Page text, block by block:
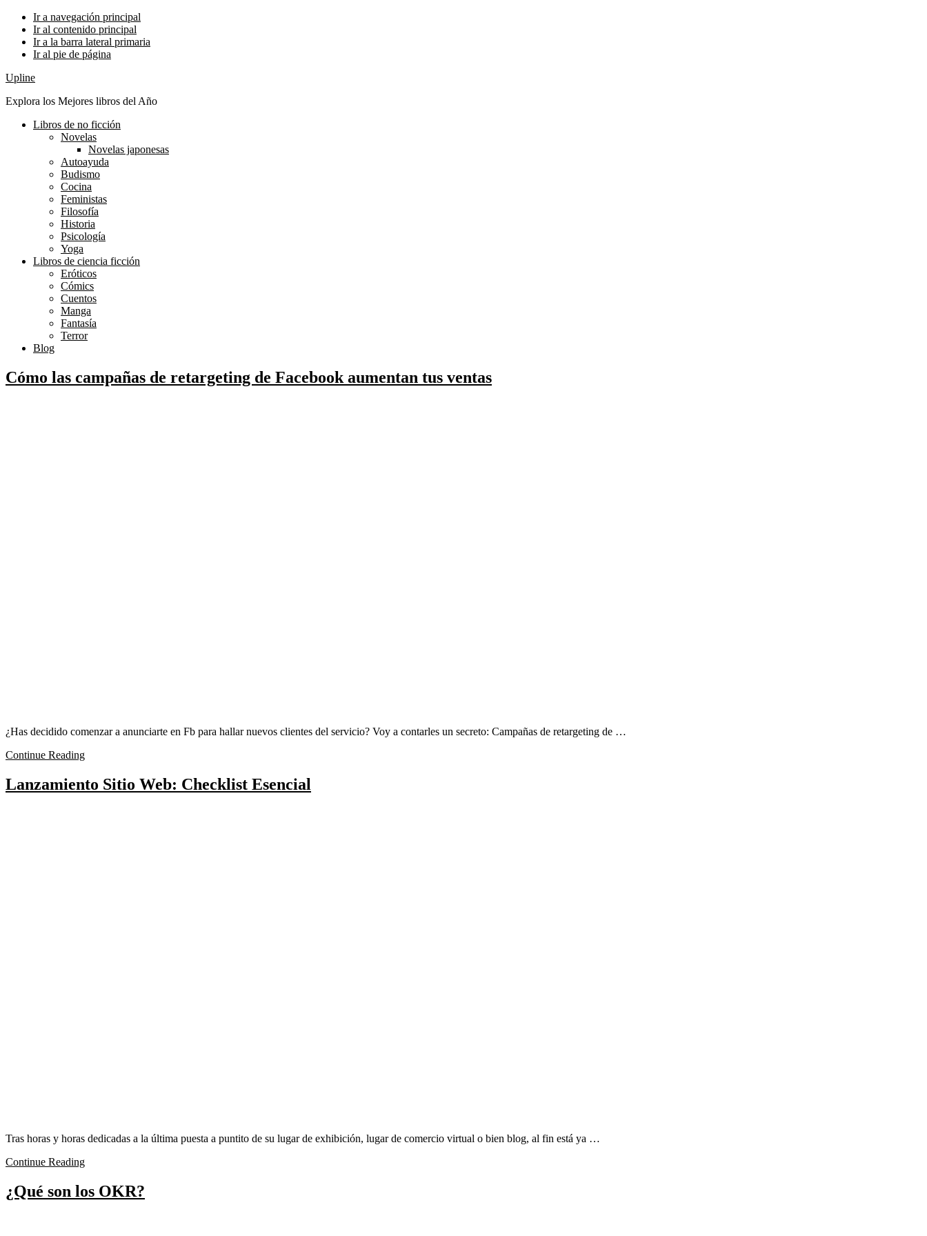
Ir a navegación principal
Ir al contenido principal
Ir a la barra lateral primaria
Ir al pie de página
Upline
Explora los Mejores libros del Año
Libros de no ficción
Novelas
Novelas japonesas
Autoayuda
Budismo
Cocina
Feministas
Filosofía
Historia
Psicología
Yoga
Libros de ciencia ficción
Eróticos
Cómics
Cuentos
Manga
Fantasía
Terror
Blog
Cómo las campañas de retargeting de Facebook aumentan tus ventas
¿Has decidido comenzar a anunciarte en Fb para hallar nuevos clientes del servicio? Voy a contarles un secreto: Campañas de retargeting de …
Continue Reading
Lanzamiento Sitio Web: Checklist Esencial
Tras horas y horas dedicadas a la última puesta a puntito de su lugar de exhibición, lugar de comercio virtual o bien blog, al fin está ya …
Continue Reading
¿Qué son los OKR?